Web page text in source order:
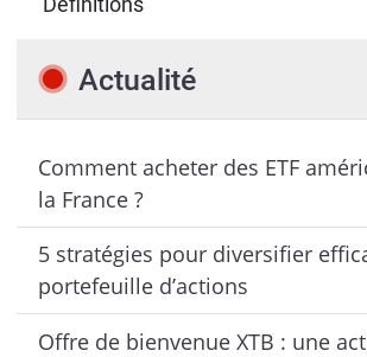
Actualité
Comment acheter des ETF
la France ?
5 stratégies pour diversifier
portefeuille d’actions
Offre de bienvenue XTB : une